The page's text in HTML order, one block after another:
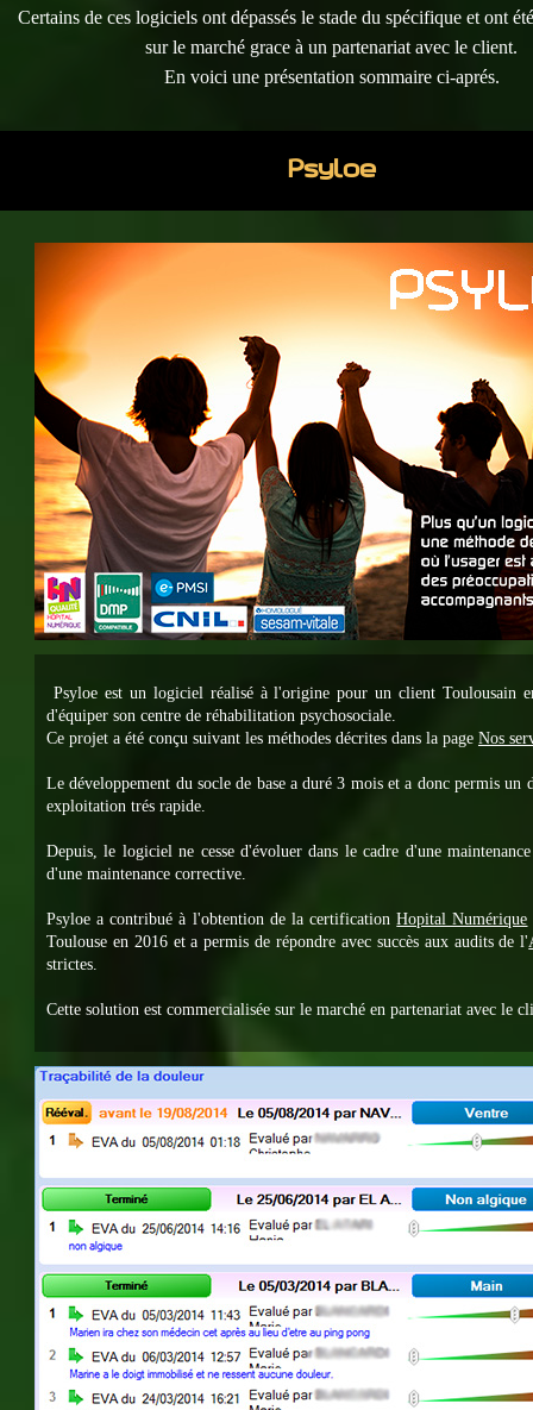
Certains de ces logiciels ont dépassés le stade du spécifique et ont
sur le marché grace à un partenariat avec le client.
En voici une présentation sommaire ci-aprés.
Psyloe
Psyloe est un logiciel réalisé à l'origine pour un client Toulousain
d'équiper son centre de réhabilitation psychosociale.
Ce projet a été conçu suivant les méthodes décrites dans la page Nos
Le développement du socle de base a duré 3 mois et a donc permis un
exploitation trés rapide.
Depuis, le logiciel ne cesse d'évoluer dans le cadre d'une
d'une maintenance corrective.
Psyloe a contribué à l'obtention de la certificationHopital Numérique
Toulouse en 2016 et a permis de répondre avec succès aux audits de l'
strictes.
Cette solution est commercialisée sur le marché en partenariat avec le